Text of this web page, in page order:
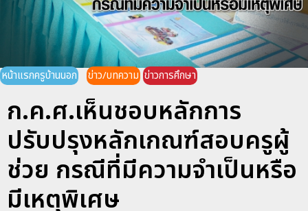
หน้าแรกครูบ้านนอก ข่าว/บทความ ข่าวการศึกษา
ก.ค.ศ.เห็นชอบหลักการ
ปรับปรุงหลักเกณฑ์สอบครูผู้
ช่วย กรณีที่มีความจำเป็นหรือ
มีเหตุพิเศษ